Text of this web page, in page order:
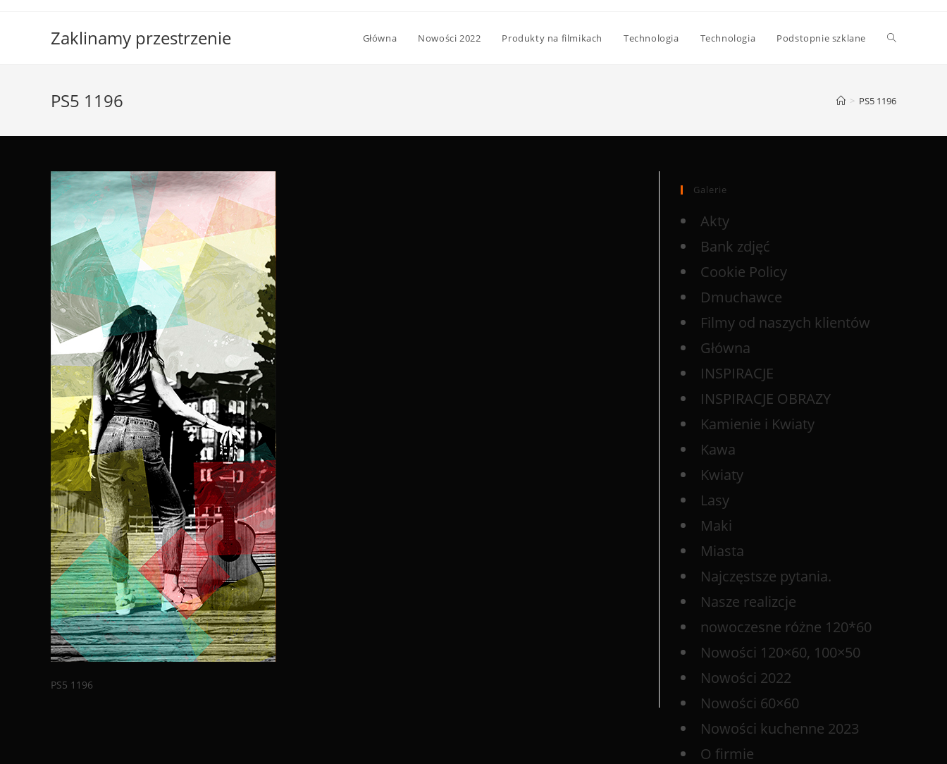
Zaklinamy przestrzenie Główna Nowości 2022 Produkty na filmikach Technologia Technologia Podstopnie szklane
PS5 1196 > PS5 1196
PS5 1196
Galerie
Akty
Bank zdjęć
Cookie Policy
Dmuchawce
Filmy od naszych klientów
Główna
INSPIRACJE
INSPIRACJE OBRAZY
Kamienie i Kwiaty
Kawa
Kwiaty
Lasy
Maki
Miasta
Najczęstsze pytania.
Nasze realizcje
nowoczesne różne 120*60
Nowości 120×60, 100×50
Nowości 2022
Nowości 60×60
Nowości kuchenne 2023
O firmie